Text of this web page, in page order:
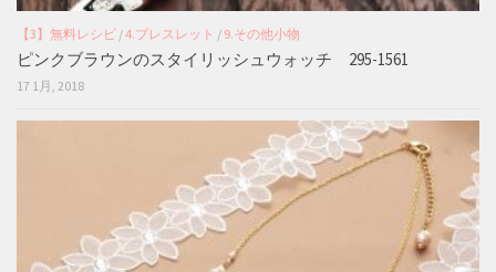
【3】無料レシピ /4.ブレスレット / 9.その他小物
ピンクブラウンのスタイリッシュウォッチ 295-1561
17 1月, 2018